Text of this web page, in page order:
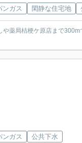
ンガス 閑静な住宅地
薬局桔梗ケ原店まで300m
ンガス 公共下水